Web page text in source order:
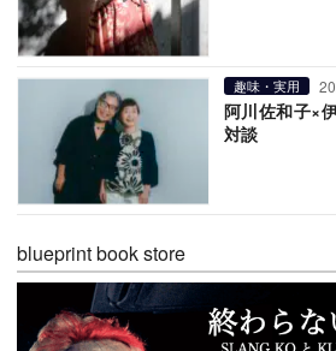
趣味・実用
阿川佐和子×
対談
blueprint book store